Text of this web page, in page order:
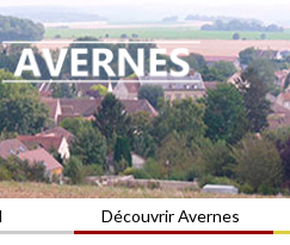
d'Oise Découvrir Avernes